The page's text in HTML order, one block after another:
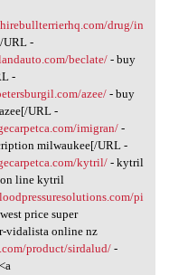
drug/in
-
beclate/- buy
-
azee/- buy
URL -
imigran/-
milwaukee[/URL -
kytril/- kytril
line kytril
pi
price super
vidalista online nz
product/sirdalud/-